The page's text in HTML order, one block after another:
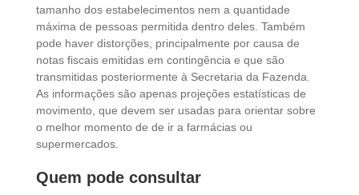
tamanho dos estabelecimentos nem a quantidade
máxima de pessoas permitida dentro deles. Também
pode haver distorções, principalmente por causa de
notas fiscais emitidas em contingência e que são
transmitidas posteriormente à Secretaria da Fazenda.
As informações são apenas projeções estatísticas de
movimento, que devem ser usadas para orientar sobre
o melhor momento de de ir a farmácias ou
supermercados.
Quem pode consultar